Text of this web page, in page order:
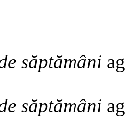
săptămâni
săptămâni